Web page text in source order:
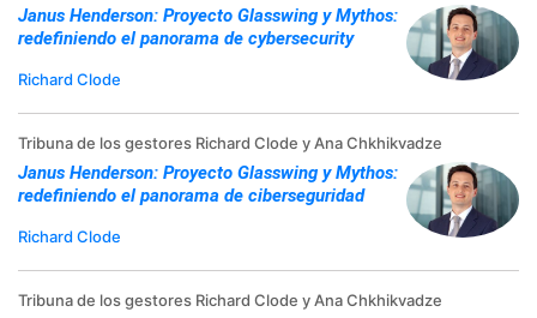
Janus Henderson: Proyecto Glasswing y Mythos:
redefiniendo el panorama de cybersecurity
Richard Clode
Tribuna de los gestores Richard Clode y Ana Chkhikvadze
Janus Henderson: Proyecto Glasswing y Mythos:
redefiniendo el panorama de ciberseguridad
Richard Clode
Tribuna de los gestores Richard Clode y Ana Chkhikvadze